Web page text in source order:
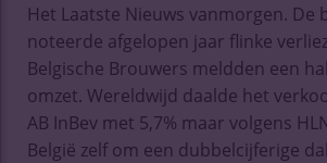
Het Laatste Nieuws vanmorgen. De
noteerde afgelopen jaar flinke
Belgische Brouwers meldden een
omzet. Wereldwijd daalde het
AB InBev met 5,7% maar volgens
België zelf om een dubbelcijferige